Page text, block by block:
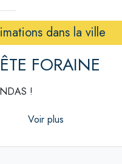
dans la ville
FORAINE
!
Voir plus